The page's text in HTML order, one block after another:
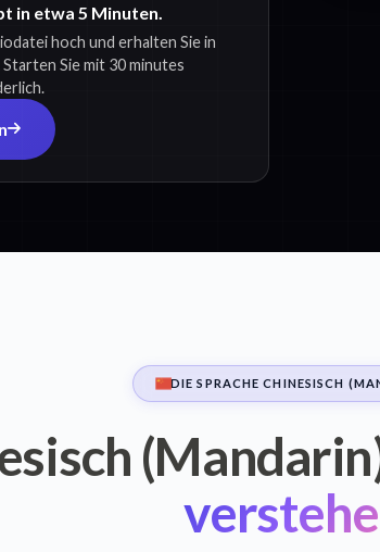
in etwa 5 Minuten.
hoch und erhalten Sie in
Sie mit 30 minutes
DIE SPRACHE CHINESISCH